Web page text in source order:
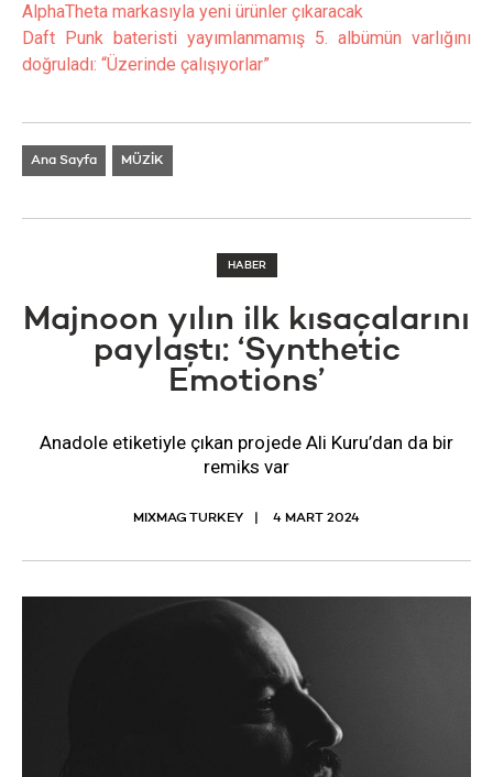
AlphaTheta markasıyla yeni ürünler çıkaracak
Daft Punk bateristi yayımlanmamış 5. albümün varlığını
doğruladı: “Üzerinde çalışıyorlar”
Ana Sayfa MÜZİK
HABER
Majnoon yılın ilk kısaçalarını
paylaştı: ‘Synthetic
Emotions’
Anadole etiketiyle çıkan projede Ali Kuru’dan da bir
remiks var
MIXMAG TURKEY 4 MART 2024